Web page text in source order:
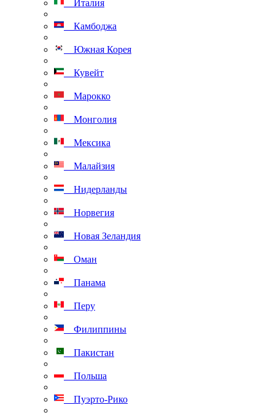
Италия
Камбоджа
Южная Корея
Кувейт
Марокко
Монголия
Мексика
Малайзия
Нидерланды
Норвегия
Новая Зеландия
Оман
Панама
Перу
Филиппины
Пакистан
Польша
Пуэрто-Рико